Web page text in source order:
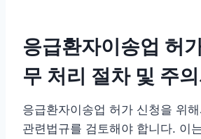
응급환자이송업 허
무 처리 절차 및 주
응급환자이송업 허가 신청을 위
관련법규를 검토해야 합니다. 이